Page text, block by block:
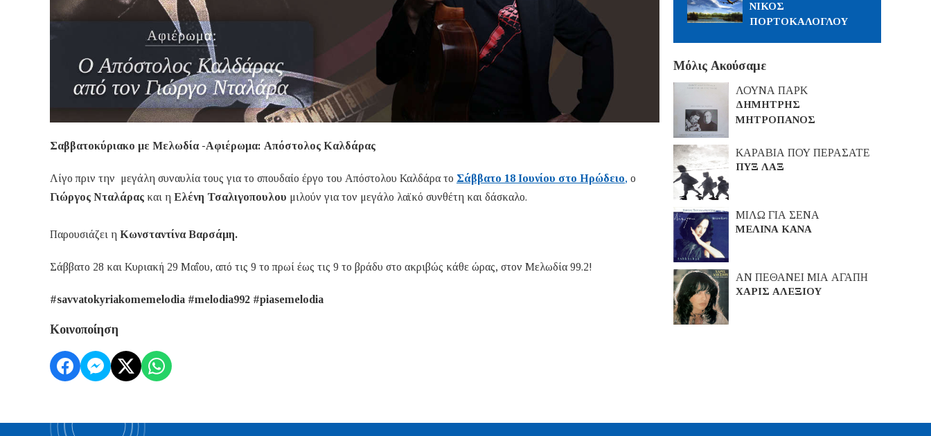
Σαββατοκύριακο με Μελωδία -Αφιέρωμα: Απόστολος Καλδάρας
Λίγο πριν την μεγάλη συναυλία τους για το σπουδαίο έργο του Απόστολου Καλδάρα το Σάββατο 18 Ιουνίου στο Ηρώδειο, ο
Γιώργος Νταλάρας και η Ελένη Τσαλιγοπουλου μιλούν για τον μεγάλο λαϊκό συνθέτη και δάσκαλο.
Παρουσιάζει η Κωνσταντίνα Βαρσάμη.
Σάββατο 28 και Κυριακή 29 Μαΐου, από τις 9 το πρωί έως τις 9 το βράδυ στο ακριβώς κάθε ώρας, στον Μελωδία 99.2!
#savvatokyriakomemelodia #melodia992 #piasemelodia
Κοινοποίηση
ΝΙΚΟΣ
ΠΟΡΤΟΚΑΛΟΓΛΟΥ
Μόλις Ακούσαμε
ΛΟΥΝΑ ΠΑΡΚ
ΔΗΜΗΤΡΗΣ
ΜΗΤΡΟΠΑΝΟΣ
ΚΑΡΑΒΙΑ ΠΟΥ ΠΕΡΑΣΑΤΕ
ΠΥΞ ΛΑΞ
ΜΙΛΩ ΓΙΑ ΣΕΝΑ
ΜΕΛΙΝΑ ΚΑΝΑ
ΑΝ ΠΕΘΑΝΕΙ ΜΙΑ ΑΓΑΠΗ
ΧΑΡΙΣ ΑΛΕΞΙΟΥ